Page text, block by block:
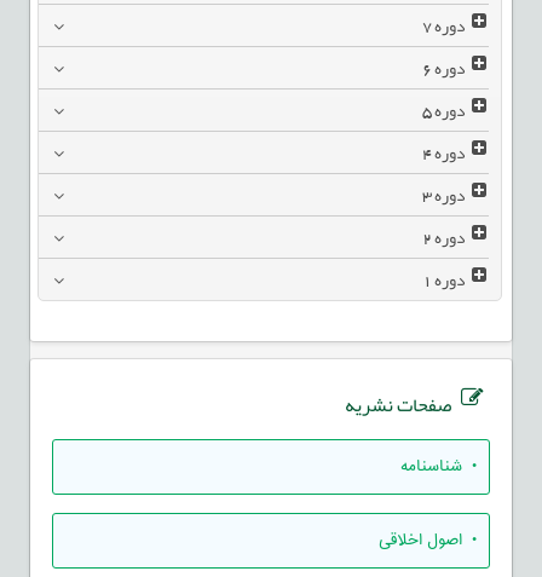
دوره7
دوره6
دوره5
دوره4
دوره3
دوره2
دوره1
صفحات نشریه
• شناسنامه
• اصول اخلاقی